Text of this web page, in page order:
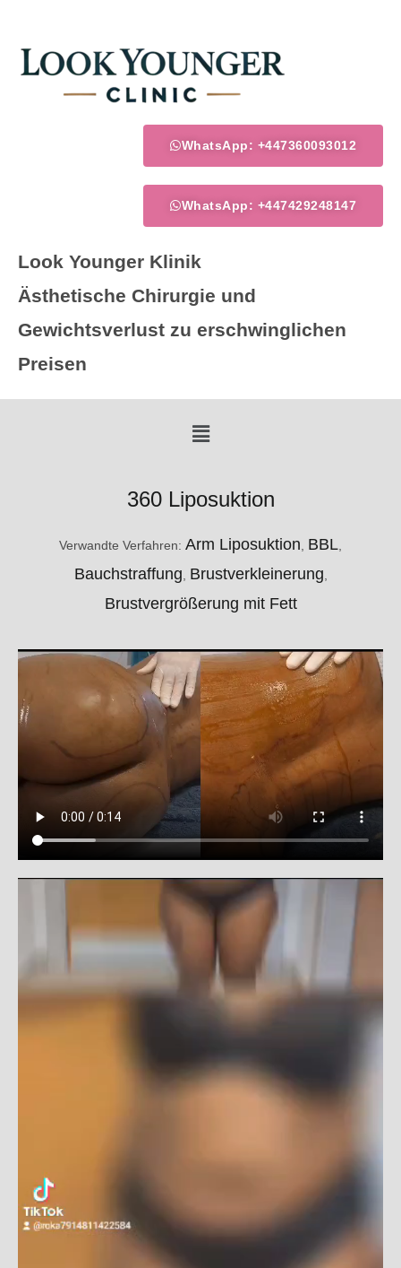
springen
WhatsApp: +447360093012
WhatsApp: +447429248147
Look Younger Klinik
Ästhetische Chirurgie und
Gewichtsverlust zu erschwinglichen
Preisen
Menü
360 Liposuktion
Verwandte Verfahren: Arm Liposuktion, BBL,
Bauchstraffung, Brustverkleinerung,
Brustvergrößerung mit Fett